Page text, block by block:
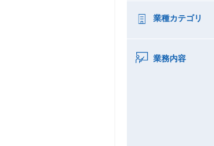
業種カテゴリ
業務内容